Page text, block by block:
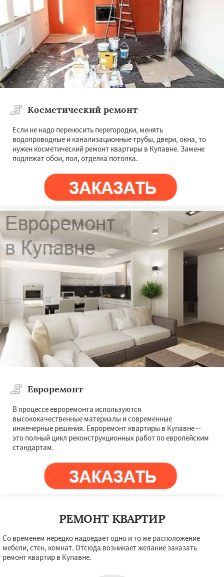
Косметический ремонт
Если не надо переносить перегородки, менять
водопроводные и канализационные трубы, двери, окна, то
нужен косметический ремонт квартиры в Купавне. Замене
подлежат обои, пол, отделка потолка.
Евроремонт
В процессе евроремонта используются
высококачественные материалы и современные
инженерные решения. Евроремонт квартиры в Купавне --
это полный цикл реконструкционных работ по европейским
стандартам.
РЕМОНТ КВАРТИР
Со временем нередко надоедает одно и то же расположение
мебели, стен, комнат. Отсюда возникает желание заказать
ремонт квартир в Купавне.